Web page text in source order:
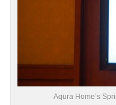
Aqura Home’s